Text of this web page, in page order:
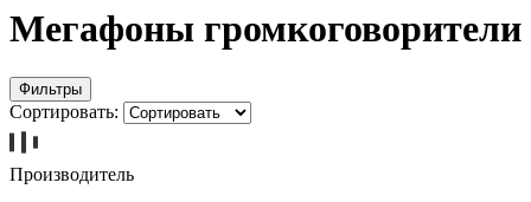
Мегафоны громкоговорители
Фильтры
Сортировать:
Производитель